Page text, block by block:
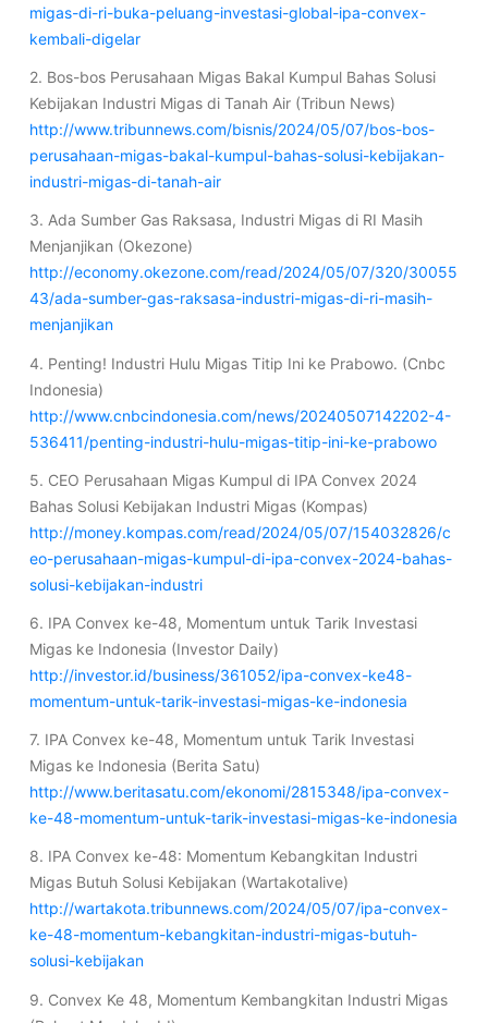
migas-di-ri-buka-peluang-investasi-global-ipa-convex-
kembali-digelar
2. Bos-bos Perusahaan Migas Bakal Kumpul Bahas Solusi
Kebijakan Industri Migas di Tanah Air (Tribun News)
http://www.tribunnews.com/bisnis/2024/05/07/bos-bos-
perusahaan-migas-bakal-kumpul-bahas-solusi-kebijakan-
industri-migas-di-tanah-air
3. Ada Sumber Gas Raksasa, Industri Migas di RI Masih
Menjanjikan (Okezone)
http://economy.okezone.com/read/2024/05/07/320/30055
43/ada-sumber-gas-raksasa-industri-migas-di-ri-masih-
menjanjikan
4. Penting! Industri Hulu Migas Titip Ini ke Prabowo. (Cnbc
Indonesia)
http://www.cnbcindonesia.com/news/20240507142202-4-
536411/penting-industri-hulu-migas-titip-ini-ke-prabowo
5. CEO Perusahaan Migas Kumpul di IPA Convex 2024
Bahas Solusi Kebijakan Industri Migas (Kompas)
http://money.kompas.com/read/2024/05/07/154032826/c
eo-perusahaan-migas-kumpul-di-ipa-convex-2024-bahas-
solusi-kebijakan-industri
6. IPA Convex ke-48, Momentum untuk Tarik Investasi
Migas ke Indonesia (Investor Daily)
http://investor.id/business/361052/ipa-convex-ke48-
momentum-untuk-tarik-investasi-migas-ke-indonesia
7. IPA Convex ke-48, Momentum untuk Tarik Investasi
Migas ke Indonesia (Berita Satu)
http://www.beritasatu.com/ekonomi/2815348/ipa-convex-
ke-48-momentum-untuk-tarik-investasi-migas-ke-indonesia
8. IPA Convex ke-48: Momentum Kebangkitan Industri
Migas Butuh Solusi Kebijakan (Wartakotalive)
http://wartakota.tribunnews.com/2024/05/07/ipa-convex-
ke-48-momentum-kebangkitan-industri-migas-butuh-
solusi-kebijakan
9. Convex Ke 48, Momentum Kembangkitan Industri Migas